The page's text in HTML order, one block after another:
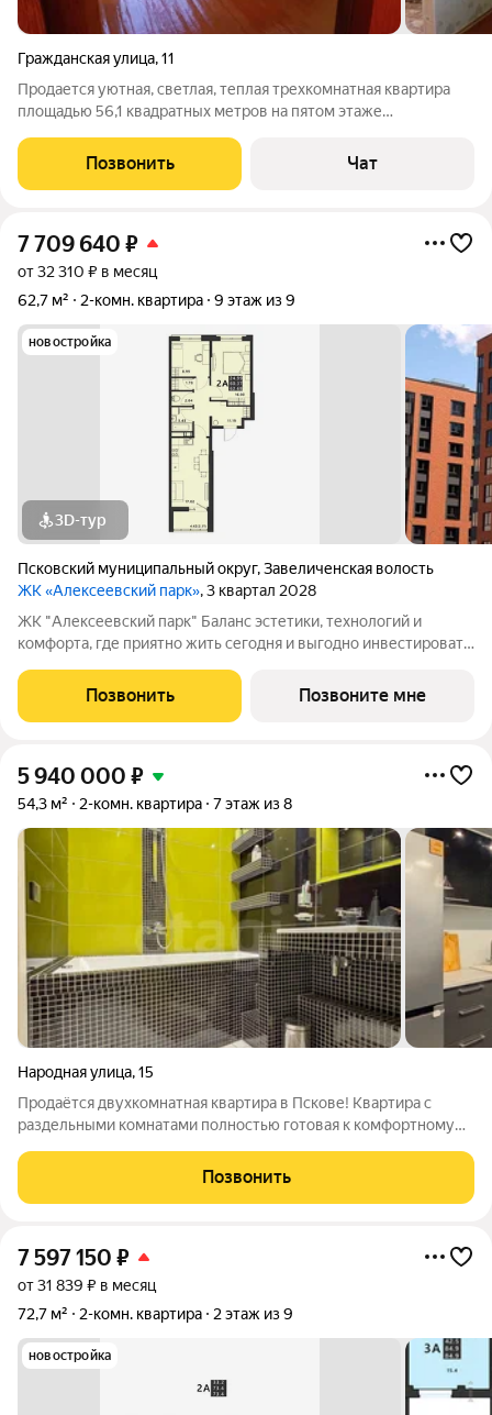
Гражданская улица,11
Продается уютная, светлая, теплая трехкомнатная квартира
площадью 56,1 квадратных метров на пятом этаже
Пскова. Везде установлены стеклопакеты, балкон застеклен.
Тихие соседи, чистый подъезд. Рядом
Позвонить Чат
7 709 640 ₽
от 32 310 ₽ в месяц
62,7 м²
2-комн. квартира 9 этаж из 9
новостройка
3D-тур
Псковский муниципальный округ,Завеличенская волость
ЖК «Алексеевский парк», 3 квартал 2028
ЖК "Алексеевский парк" Баланс эстетики, технологий и
комфорта, где приятно жить сегодня и выгодно инвестировать
современный проект комфорт класса в развивающемся
районе дальнего Завеличья. Дом выполнен в
Позвонить Позвоните мне
5 940 000 ₽
54,3 м² 2-комн. квартира 7 этаж из 8
Народная улица,15
Продаётся двухкомнатная квартира в Пскове! Квартира с
раздельными комнатами полностью готовая к комфортному
семье или паре. Просторные комнаты 19,2 и 12,2 кв. м., а также
кухня 9,8 кв. м.
Позвонить
7 597 150 ₽
от 31 839 ₽ в месяц
72,7 м²
2-комн. квартира 2 этаж из 9
новостройка